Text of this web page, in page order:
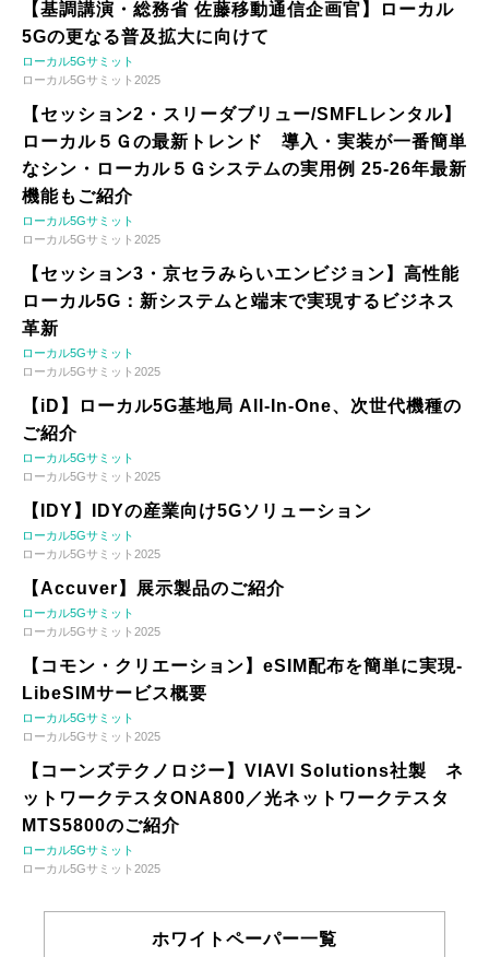
【基調講演・総務省 佐藤移動通信企画官】ローカル
5Gの更なる普及拡大に向けて
ローカル5Gサミット
ローカル5Gサミット2025
【セッション2・スリーダブリュー/SMFLレンタル】
ローカル５Ｇの最新トレンド 導入・実装が一番簡単
なシン・ローカル５Ｇシステムの実用例 25-26年最新
機能もご紹介
ローカル5Gサミット
ローカル5Gサミット2025
【セッション3・京セラみらいエンビジョン】高性能
ローカル5G：新システムと端末で実現するビジネス
革新
ローカル5Gサミット
ローカル5Gサミット2025
【iD】ローカル5G基地局 All-In-One、次世代機種の
ご紹介
ローカル5Gサミット
ローカル5Gサミット2025
【IDY】IDYの産業向け5Gソリューション
ローカル5Gサミット
ローカル5Gサミット2025
【Accuver】展示製品のご紹介
ローカル5Gサミット
ローカル5Gサミット2025
【コモン・クリエーション】eSIM配布を簡単に実現-
LibeSIMサービス概要
ローカル5Gサミット
ローカル5Gサミット2025
【コーンズテクノロジー】VIAVI Solutions社製 ネ
ットワークテスタONA800／光ネットワークテスタ
MTS5800のご紹介
ローカル5Gサミット
ローカル5Gサミット2025
ホワイトペーパー一覧